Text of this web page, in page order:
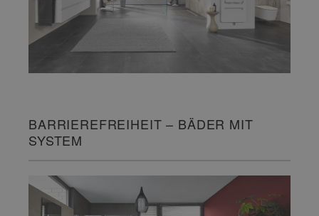
BARRIEREFREIHEIT – BÄDER MIT
SYSTEM